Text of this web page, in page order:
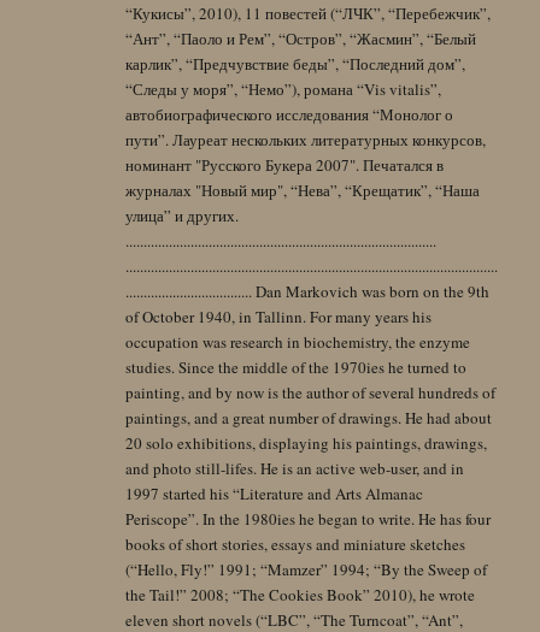
“Кукисы”, 2010), 11 повестей (“ЛЧК”, “Перебежчик”,
“Ант”, “Паоло и Рем”, “Остров”, “Жасмин”, “Белый
карлик”, “Предчувствие беды”, “Последний дом”,
“Следы у моря”, “Немо”), романа “Vis vitalis”,
автобиографического исследования “Монолог о
пути”. Лауреат нескольких литературных конкурсов,
номинант "Русского Букера 2007". Печатался в
журналах "Новый мир", “Нева”, “Крещатик”, “Наша
улица” и других.
......................................................................................
.......................................................................................................
................................... Dan Markovich was born on the 9th
of October 1940, in Tallinn. For many years his
occupation was research in biochemistry, the enzyme
studies. Since the middle of the 1970ies he turned to
painting, and by now is the author of several hundreds of
paintings, and a great number of drawings. He had about
20 solo exhibitions, displaying his paintings, drawings,
and photo still-lifes. He is an active web-user, and in
1997 started his “Literature and Arts Almanac
Periscope”. In the 1980ies he began to write. He has four
books of short stories, essays and miniature sketches
(“Hello, Fly!” 1991; “Mamzer” 1994; “By the Sweep of
the Tail!” 2008; “The Cookies Book” 2010), he wrote
eleven short novels (“LBC”, “The Turncoat”, “Ant”,